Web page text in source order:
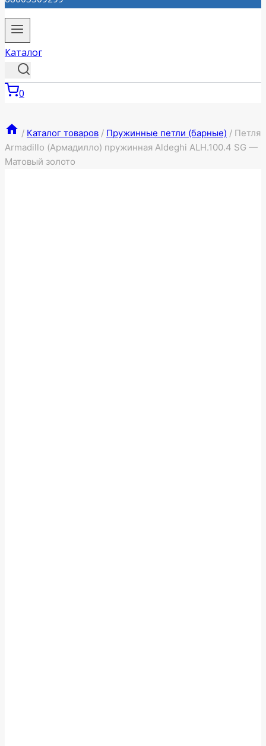
Каталог
0
/ Каталог товаров / Пружинные петли (барные) / Петля
Armadillo (Армадилло) пружинная Aldeghi ALH.100.4 SG —
Матовый золото